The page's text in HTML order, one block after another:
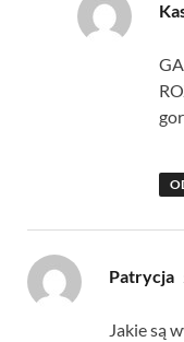
Patrycja
Jakie są